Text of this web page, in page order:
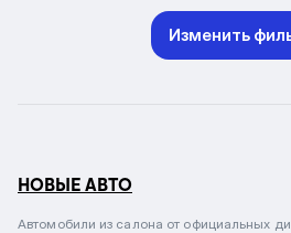
Изменить
НОВЫЕ АВТО
Автомобили из салона от официальных